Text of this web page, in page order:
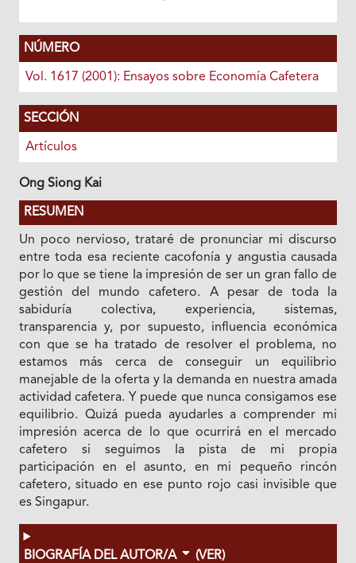
NÚMERO
Vol. 1617 (2001): Ensayos sobre Economía Cafetera
SECCIÓN
Artículos
Ong Siong Kai
RESUMEN
Un poco nervioso, trataré de pronunciar mi discurso
entre toda esa reciente cacofonía y angustia causada
por lo que se tiene Ia impresión de ser un gran fallo de
gestión del mundo cafetero. A pesar de toda la
sabiduría colectiva, experiencia, sistemas,
transparencia y, por supuesto, influencia económica
con que se ha tratado de resolver el problema, no
estamos más cerca de conseguir un equilibrio
manejable de la oferta y Ia demanda en nuestra amada
actividad cafetera. Y puede que nunca consigamos ese
equiIibrio. Quizá pueda ayudarles a comprender mi
impresión acerca de lo que ocurrirá en el mercado
cafetero si seguimos Ia pista de mi propia
participación en el asunto, en mi pequeño rincón
cafetero, situado en ese punto rojo casi invisible que
es Singapur.
BIOGRAFÍA DEL AUTOR/A (VER)